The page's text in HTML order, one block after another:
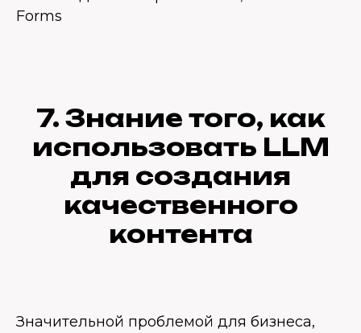
Forms
7. Знание того, как
использовать LLM
для создания
качественного
контента
Значительной проблемой для бизнеса,